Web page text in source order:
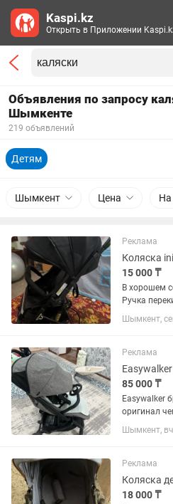
Объявления по запросу
Шымкенте
219 объявлений
Детям
Шымкент Цена На
Реклама
Коляска
15 000 ₸
В хорошем
Ручка
лицом и
Лежачее
Шымкент,
Реклама
85 000 ₸
Easywalker
оригинал
Коляска
день на 9
Чехол для
для...
Шымкент,
Реклама
Коляска
18 000 ₸
Kaspi.kz
Открыть в Приложении